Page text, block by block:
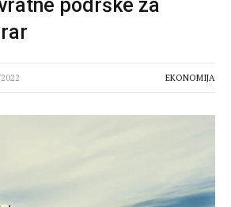
podrške za
EKONOMIJA